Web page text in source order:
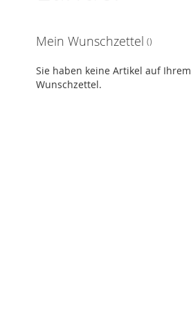
Mein Wunschzettel
Sie haben keine Artikel auf Ihrem
Wunschzettel.